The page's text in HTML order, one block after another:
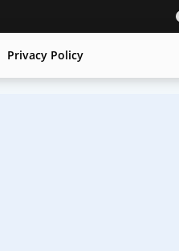
Privacy Policy